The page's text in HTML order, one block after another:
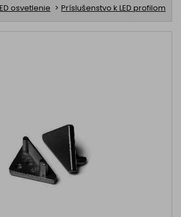
osvetlenie Príslušenstvo k LED profilom